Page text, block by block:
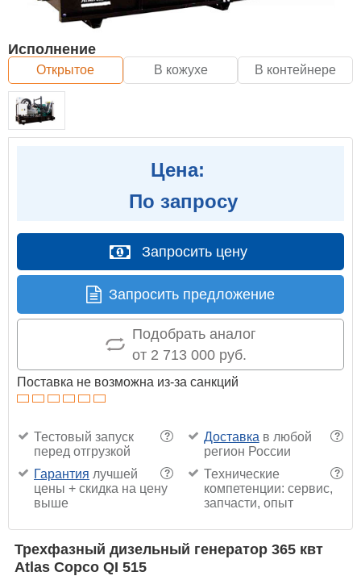
Исполнение
Открытое В кожухе В контейнере
Цена:
По запросу
Запросить цену
Запросить предложение
Подобрать аналог
от 2 713 000 руб.
Поставка не возможна из-за санкций
?
Тестовый запуск
перед отгрузкой
?
Доставка в любой
регион России
?
Гарантия лучшей
цены + скидка на цену
выше
?
Технические
компетенции: сервис,
запчасти, опыт
Трехфазный дизельный генератор 365 квт
Atlas Copco QI 515